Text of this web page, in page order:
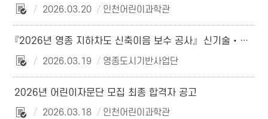
2026.03.20
인천어린이과학관
『2026년 영종 지하차도 신축이음 보수 공사』 ​ 신기술‧특허공법 공법선정위원회 평가 결과
2026.03.19
영종도시기반사업단
2026년 어린이자문단 모집 최종 합격자 공고
2026.03.18
인천어린이과학관